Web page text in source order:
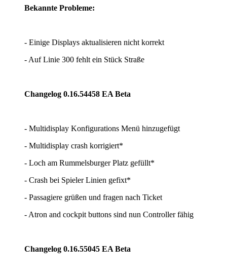
Bekannte Probleme:
- Einige Displays aktualisieren nicht korrekt
- Auf Linie 300 fehlt ein Stück Straße
Changelog 0.16.54458 EA Beta
- Multidisplay Konfigurations Menü hinzugefügt
- Multidisplay crash korrigiert*
- Loch am Rummelsburger Platz gefüllt*
- Crash bei Spieler Linien gefixt*
- Passagiere grüßen und fragen nach Ticket
- Atron and cockpit buttons sind nun Controller fähig
Changelog 0.16.55045 EA Beta